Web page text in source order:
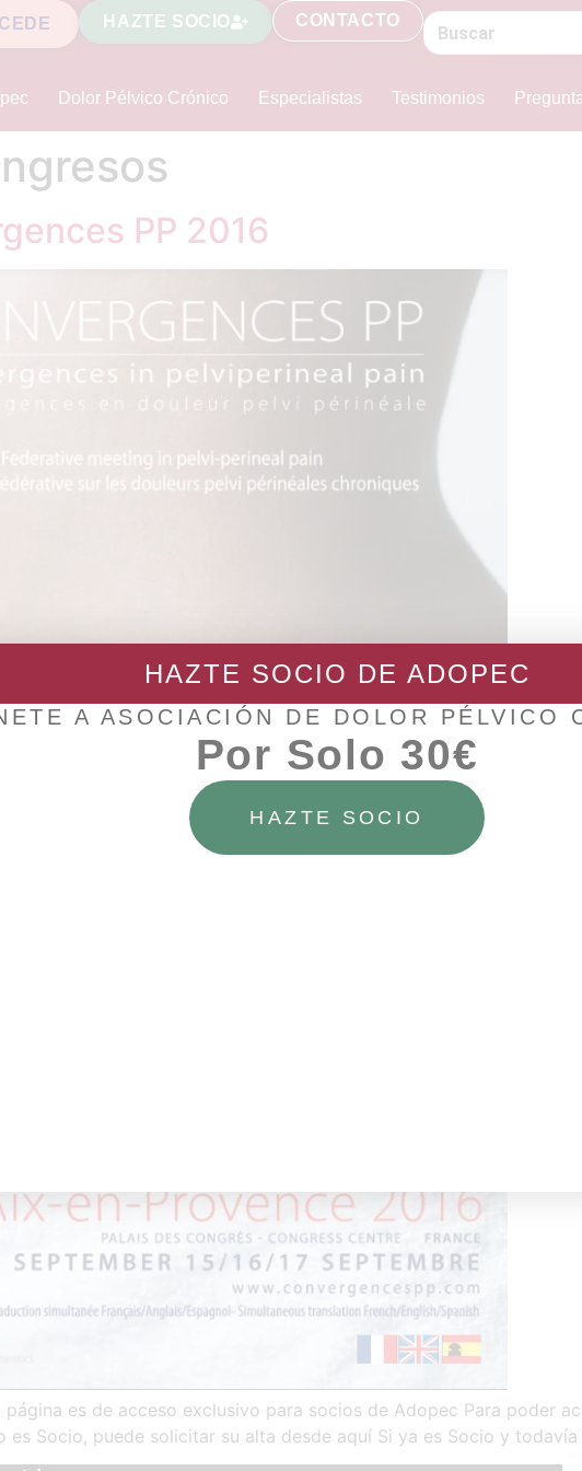
HAZTE SOCIO CONTACTO
Dolor Pélvico Crónico Especialistas Testimonios
PP 2016
es de acceso exclusivo para socios de Adopec Para poder
es Socio, puede solicitar su alta desde aquí Si ya es Socio y
HAZTE SOCIO DE ADOPEC
A ASOCIACIÓN DE DOLOR PÉLVICO
Por Solo 30€
HAZTE SOCIO